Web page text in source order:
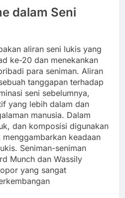
dalam Seni
aliran seni lukis yang
ke-20 dan menekankan
para seniman. Aliran
tanggapan terhadap
seni sebelumnya,
yang lebih dalam dan
manusia. Dalam
dan komposisi digunakan
keadaan
Seniman-seniman
Munch dan Wassily
yang sangat